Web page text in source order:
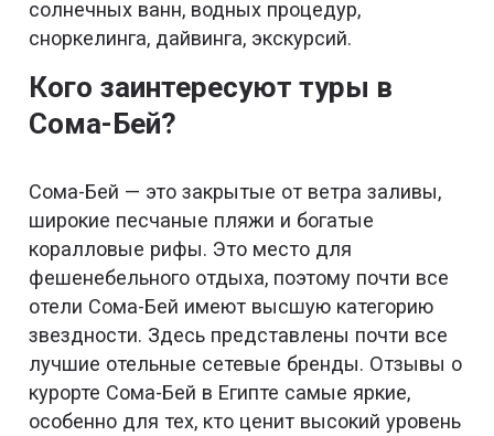
солнечных ванн, водных процедур,
сноркелинга, дайвинга, экскурсий.
Кого заинтересуют туры в
Сома-Бей?
Сома-Бей — это закрытые от ветра заливы,
широкие песчаные пляжи и богатые
коралловые рифы. Это место для
фешенебельного отдыха, поэтому почти все
отели Сома-Бей имеют высшую категорию
звездности. Здесь представлены почти все
лучшие отельные сетевые бренды. Отзывы о
курорте Сома-Бей в Египте самые яркие,
особенно для тех, кто ценит высокий уровень